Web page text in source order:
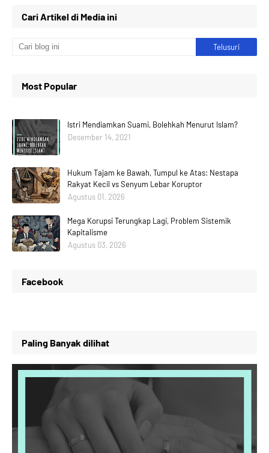
Cari Artikel di Media ini
Most Popular
Istri Mendiamkan Suami, Bolehkah Menurut Islam?
Desember 14, 2021
Hukum Tajam ke Bawah, Tumpul ke Atas: Nestapa
Rakyat Kecil vs Senyum Lebar Koruptor
Agustus 01, 2026
Mega Korupsi Terungkap Lagi, Problem Sistemik
Kapitalisme
Agustus 03, 2026
Facebook
Paling Banyak dilihat